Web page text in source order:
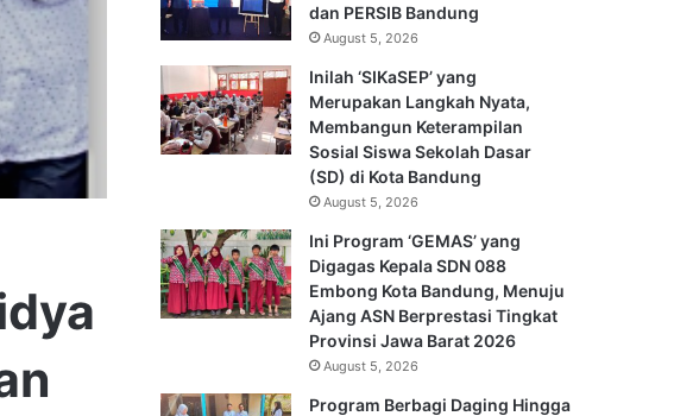
dan PERSIB Bandung
August 5, 2026
Inilah ‘SIKaSEP’ yang
Merupakan Langkah Nyata,
Membangun Keterampilan
Sosial Siswa Sekolah Dasar
(SD) di Kota Bandung
August 5, 2026
Ini Program ‘GEMAS’ yang
Digagas Kepala SDN 088
Embong Kota Bandung, Menuju
Ajang ASN Berprestasi Tingkat
Provinsi Jawa Barat 2026
August 5, 2026
Program Berbagi Daging Hingga